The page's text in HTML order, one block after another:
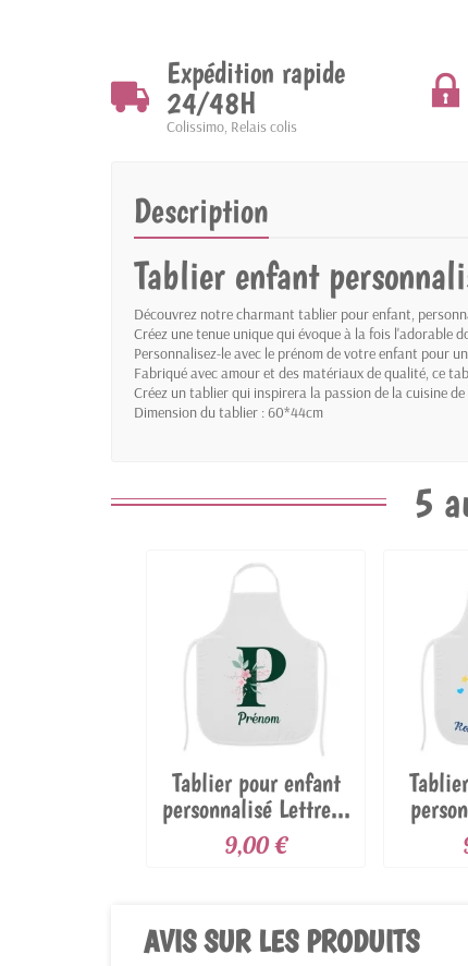
Expédition rapide
24/48H
Colissimo, Relais colis
Description
Tablier enfant
Découvrez notre charmant tablier pour enfant,
Créez une tenue unique qui évoque à la fois l'adorable
Personnalisez-le avec le prénom de votre enfant pour
Fabriqué avec amour et des matériaux de qualité, ce
Créez un tablier qui inspirera la passion de la cuisine
Dimension du tablier : 60*44cm
5
Tablier pour enfant
personnalisé Lettre...
9,00 €
AVIS SUR LES PRODUITS